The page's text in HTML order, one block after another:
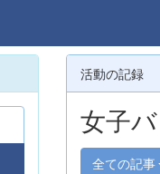
活動の記録
女子
全ての記事